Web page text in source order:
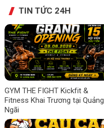
TIN TỨC 24H
GYM THE FIGHT Kickfit &
Fitness Khai Trương tại Quảng
Ngãi